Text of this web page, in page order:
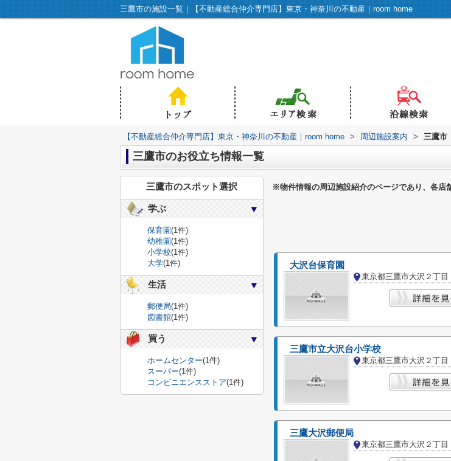
三鷹市の施設一覧｜【不動産総合仲介専門店】東京・神奈川の不動産｜room home
【不動産総合仲介専門店】東京・神奈川の不動産｜room home > 周辺施設案内 > 三鷹市
三鷹市のお役立ち情報一覧
※物件情報の周辺施設紹介のページであり、各店
大沢台保育園
東京都三鷹市大沢２丁目
三鷹市立大沢台小学校
東京都三鷹市大沢２丁目
三鷹大沢郵便局
東京都三鷹市大沢２丁目
三鷹市のスポット選択
学ぶ
保育園(1件)
幼稚園(1件)
小学校(1件)
大学(1件)
生活
郵便局(1件)
図書館(1件)
買う
ホームセンター(1件)
スーパー(1件)
コンビニエンスストア(1件)